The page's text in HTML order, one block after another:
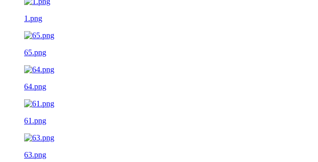
1.png
65.png
64.png
61.png
63.png